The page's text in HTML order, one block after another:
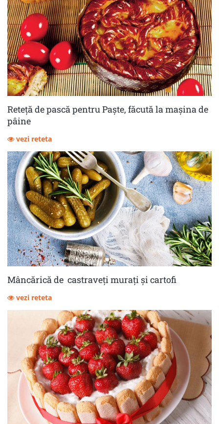
Reteță de pască pentru Paște, făcută la mașina de
pâine
vezi reteta
Mâncărică de castraveţi muraţi şi cartofi
vezi reteta